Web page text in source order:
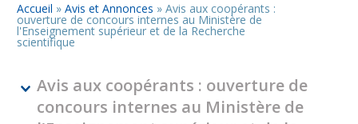
Vous
êtes
ici
Accueil » Avis et Annonces » Avis aux coopérants :
ouverture de concours internes au Ministère de
l'Enseignement supérieur et de la Recherche
scientifique
Avis aux coopérants : ouverture de
concours internes au Ministère de